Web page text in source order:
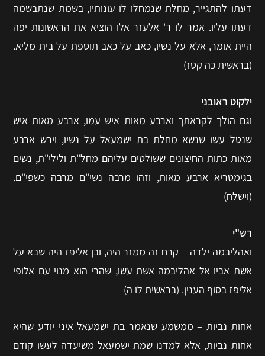
דעתו להתגייר, מחלת שנמחלו לו עונותיו, בשמת שנתבשמה
דעתו עליו. אמר לו ר' אלעזר אלו הוציא את הראשונות יפה
היית אומר, אלא על נשיו, כאב על כאב תוספת על בית מליא.
(בראשית כה קטז)
ילקוט ראובני
וגם הולך לקראתך וארבע מאות איש עמו, ארבע מאות איש
שנטל עשו שנשא מחלת בת ישמעאל על נשיו, וירש ארבע
מאות כתות החיצונים ששולטים עליהם מחל"ת ולילי"ת, נשים
בגימטריא ארבע מאות, וזהו מרבה נשי"ם מרבה כשפי"ם.
(וישלח)
רש"י
ואהליבמה ילדה – קרח זה ממזר היה, ובן אליפז היה שבא על
אשת אביו אל אהליבמה אשת עשו, שהרי הוא מנוי עם אלופי
אליפז בסוף הענין. (בראשית לו ה)
אחות נביות – ממשמע שנאמר בת ישמעאל איני יודע שהיא
אחות נביות, אלא למדנו שמת ישמעאל משיעדה לעשו קודם